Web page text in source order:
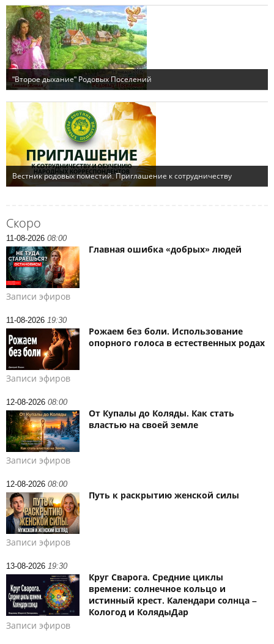
Скоро
11-08-2026 08:00
Главная ошибка «добрых» людей
Записи эфиров
11-08-2026 19:30
Рожаем без боли. Использование
опорного голоса в естественных родах
Записи эфиров
12-08-2026 08:00
От Купалы до Коляды. Как стать
властью на своей земле
Записи эфиров
12-08-2026 08:00
Путь к раскрытию женской силы
Записи эфиров
13-08-2026 19:30
Круг Сварога. Средние циклы
времени: солнечное кольцо и
истинный крест. Календари солнца –
Кологод и КолядыДар
Записи эфиров